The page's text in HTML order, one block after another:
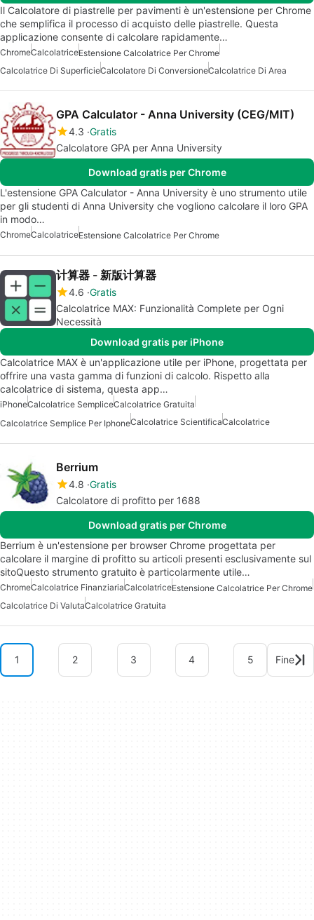
Il Calcolatore di piastrelle per pavimenti è un'estensione per Chrome
che semplifica il processo di acquisto delle piastrelle. Questa
applicazione consente di calcolare rapidamente…
ChromeCalcolatriceEstensione Calcolatrice Per Chrome
Calcolatrice Di SuperficieCalcolatore Di ConversioneCalcolatrice Di Area
GPA Calculator - Anna University (CEG/MIT)
4.3 Gratis
Calcolatore GPA per Anna University
Download gratis per Chrome
L'estensione GPA Calculator - Anna University è uno strumento utile
per gli studenti di Anna University che vogliono calcolare il loro GPA
in modo…
ChromeCalcolatriceEstensione Calcolatrice Per Chrome
计算器 - 新版计算器
4.6 Gratis
Calcolatrice MAX: Funzionalità Complete per Ogni
Necessità
Download gratis per iPhone
Calcolatrice MAX è un'applicazione utile per iPhone, progettata per
offrire una vasta gamma di funzioni di calcolo. Rispetto alla
calcolatrice di sistema, questa app…
iPhoneCalcolatrice SempliceCalcolatrice Gratuita
Calcolatrice Semplice Per IphoneCalcolatrice ScientificaCalcolatrice
Berrium
4.8 Gratis
Calcolatore di profitto per 1688
Download gratis per Chrome
Berrium è un'estensione per browser Chrome progettata per
calcolare il margine di profitto su articoli presenti esclusivamente sul
sitoQuesto strumento gratuito è particolarmente utile…
ChromeCalcolatrice FinanziariaCalcolatriceEstensione Calcolatrice Per Chrome
Calcolatrice Di ValutaCalcolatrice Gratuita
1 2 3 4 5 Fine